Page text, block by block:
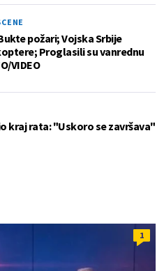
požari; Vojska Srbije
Proglasili su vanrednu
VIDEO
kraj rata: "Uskoro se završava"
1